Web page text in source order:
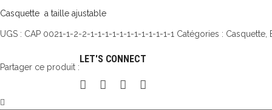
Casquette a taille ajustable
UGS : CAP 0021-1-2-2-1-1-1-1-1-1-1-1-1-1-1-1 Catégories : Casquette
Partager ce produit :
LET'S CONNECT
Casquette